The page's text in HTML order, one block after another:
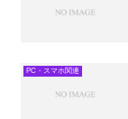
PC・スマホ関連